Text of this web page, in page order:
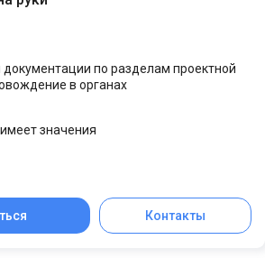
документации по разделам проектной
в органах
значения
Контакты